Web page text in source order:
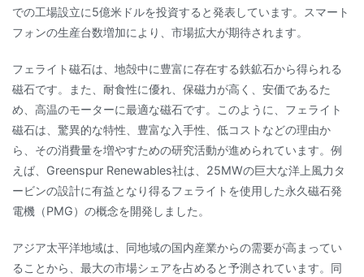
での工場設立に5億米ドルを投資すると発表しています。スマート
フォンの生産台数増加により、市場拡大が期待されます。
フェライト磁石は、地殻中に豊富に存在する鉄鉱石から得られる
磁石です。また、耐食性に優れ、保磁力が高く、安価であるた
め、高温のモーターに最適な磁石です。このように、フェライト
磁石は、驚異的な特性、豊富な入手性、低コストなどの理由か
ら、その消費量を増やすための研究活動が進められています。例
えば、Greenspur Renewables社は、25MWの巨大な洋上風力タ
ービンの設計に有益となり得るフェライトを使用した永久磁石発
電機（PMG）の概念を開発しました。
アジア太平洋地域は、同地域の国内産業からの需要が高まってい
ることから、最大の市場シェアを占めると予測されています。同